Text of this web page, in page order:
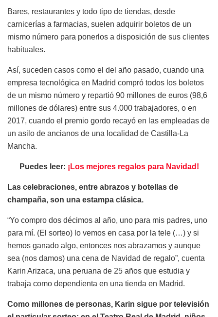
Bares, restaurantes y todo tipo de tiendas, desde
carnicerías a farmacias, suelen adquirir boletos de un
mismo número para ponerlos a disposición de sus clientes
habituales.
Así, suceden casos como el del año pasado, cuando una
empresa tecnológica en Madrid compró todos los boletos
de un mismo número y repartió 90 millones de euros (98,6
millones de dólares) entre sus 4.000 trabajadores, o en
2017, cuando el premio gordo recayó en las empleadas de
un asilo de ancianos de una localidad de Castilla-La
Mancha.
Puedes leer: ¡Los mejores regalos para Navidad!
Las celebraciones, entre abrazos y botellas de
champaña, son una estampa clásica.
“Yo compro dos décimos al año, uno para mis padres, uno
para mí. (El sorteo) lo vemos en casa por la tele (…) y si
hemos ganado algo, entonces nos abrazamos y aunque
sea (nos damos) una cena de Navidad de regalo”, cuenta
Karin Arizaca, una peruana de 25 años que estudia y
trabaja como dependienta en una tienda en Madrid.
Como millones de personas, Karin sigue por televisión